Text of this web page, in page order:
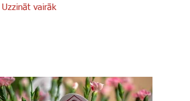
vairāk